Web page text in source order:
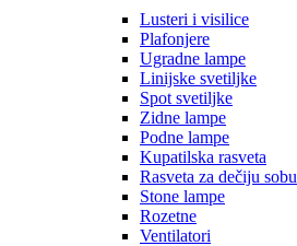
Lusteri i visilice
Plafonjere
Ugradne lampe
Linijske svetiljke
Spot svetiljke
Zidne lampe
Podne lampe
Kupatilska rasveta
Rasveta za dečiju sobu
Stone lampe
Rozetne
Ventilatori